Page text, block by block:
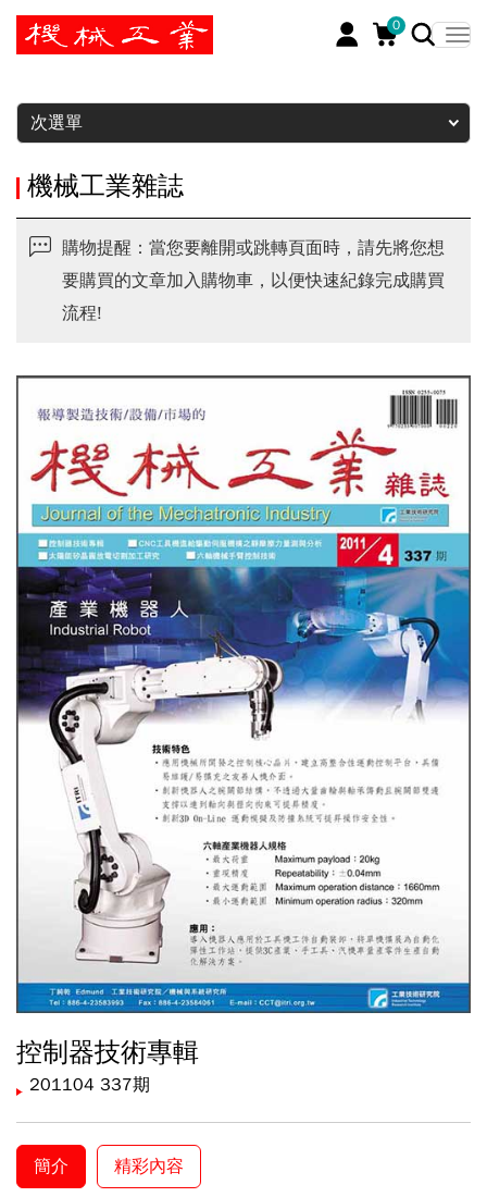
0
暫停
次選單
機械工業雜誌
購物提醒：當您要離開或跳轉頁面時，請先將您想
要購買的文章加入購物車，以便快速紀錄完成購買
流程!
控制器技術專輯
201104 337期
簡介 精彩內容